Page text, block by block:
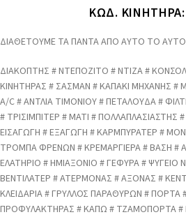
ΚΩΔ. ΚΙΝΗΤΗΡΑ:
ΔΙΑΘΕΤΟΥΜΕ ΤΑ ΠΑΝΤΑ ΑΠΟ ΑΥΤΟ ΤΟ
ΔΙΑΚΟΠΤΗΣ # ΝΤΕΠΟΖΙΤΟ # ΝΤΙΖΑ #
ΚΙΝΗΤΗΡΑΣ # ΣΑΣΜΑΝ # ΚΑΠΑΚΙ ΜΗΧΑΝΗΣ
A/C # ΑΝΤΛΙΑ ΤΙΜΟΝΙΟΥ # ΠΕΤΑΛΟΥΔΑ #
# ΤΡΙΣΙΜΠΙΤΕΡ # ΜΑΤΙ # ΠΟΛΛΑΠΛΑΣΙΑΣΤΗΣ
ΕΙΣΑΓΩΓΗ # ΕΞΑΓΩΓΗ # ΚΑΡΜΠΥΡΑΤΕΡ #
ΤΡΟΜΠΑ ΦΡΕΝΩΝ # ΚΡΕΜΑΡΓΙΕΡΑ # ΒΑΣΗ #
ΕΛΑΤΗΡΙΟ # ΗΜΙΑΞΟΝΙΟ # ΓΕΦΥΡΑ # ΨΥΓΕΙΟ
ΒΕΝΤΙΛΑΤΕΡ # ΑΤΕΡΜΟΝΑΣ # ΑΞΟΝΑΣ #
ΚΛΕΙΔΑΡΙΑ # ΓΡΥΛΛΟΣ ΠΑΡΑΘΥΡΩΝ #
ΠΡΟΦΥΛΑΚΤΗΡΑΣ # ΚΑΠΩ # ΤΖΑΜΟΠΟΡΤΑ #